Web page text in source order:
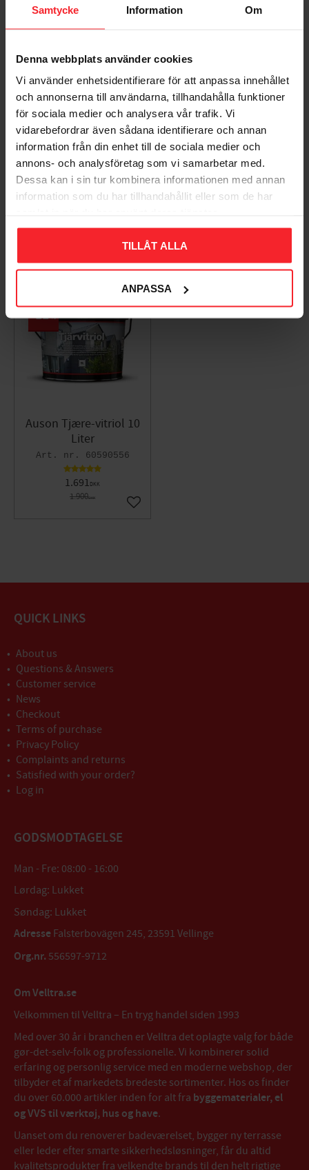
Samtycke Information Om
Denna webbplats använder cookies
Vi använder enhetsidentifierare för att anpassa innehållet
och annonserna till användarna, tillhandahålla funktioner
för sociala medier och analysera vår trafik. Vi
vidarebefordrar även sådana identifierare och annan
information från din enhet till de sociala medier och
annons- och analysföretag som vi samarbetar med.
Dessa kan i sin tur kombinera informationen med annan
information som du har tillhandahållit eller som de har
TILLÅT ALLA
ANPASSA
Dimensioner: Længde = 150 mm, Højde = 55 mm
Dig
Bliv den første, der giver en bedømmelse.
Populära produkter
Auson Tjære-vitriol 10
Liter
60590556
1.691DKK
1.900DKK
11%
Gem som favorit
QUICK LINKS
About us
Questions & Answers
Customer service
News
Checkout
Terms of purchase
Privacy Policy
Complaints and returns
Satisfied with your order?
Log in
GODSMODTAGELSE
Man - Fre: 08:00 - 16:00
Lørdag: Lukket
Søndag: Lukket
Adresse Falsterbovägen 245, 23591 Vellinge
Org.nr. 556597-9712
Om Velltra.se
Velkommen til Velltra – En tryg handel siden 1993
Med over 30 år i branchen er Velltra det oplagte valg for både
gør-det-selv-folk og professionelle. Vi kombinerer solid
erfaring og personlig service med en moderne webshop, der
tilbyder et af markedets bredeste sortimenter. Hos os finder
du over 60.000 artikler inden for alt fra byggematerialer, el
og VVS til værktøj, hus og have.
Uanset om du renoverer badeværelset, bygger ny terrasse
eller leder efter smarte sikkerhedsløsninger, får du altid
kvalitetsprodukter fra velkendte brands til den helt rigtige